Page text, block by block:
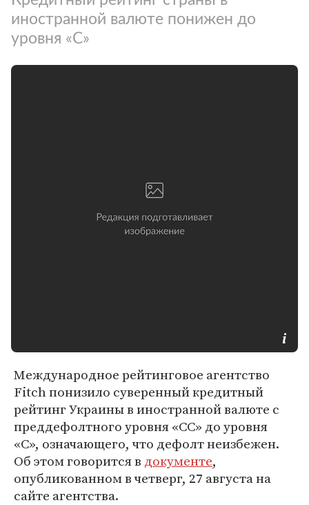
иностранной валюте понижен до
уровня «С»
Международное рейтинговое агентство
Fitch понизило суверенный кредитный
рейтинг Украины в иностранной валюте с
преддефолтного уровня «СС» до уровня
«С», означающего, что дефолт неизбежен.
Об этом говорится в документе,
опубликованном в четверг, 27 августа на
сайте агентства.